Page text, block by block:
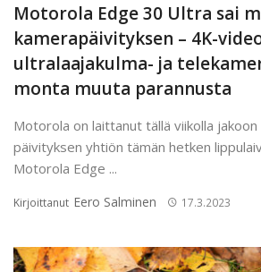
Motorola Edge 30 Ultra sai
kamerapäivityksen – 4K-
ultralaajakulma- ja
monta muuta parannusta
Motorola on laittanut tällä viikolla
päivityksen yhtiön tämän hetken
Motorola Edge ...
Kirjoittanut Eero Salminen 17.3.2023